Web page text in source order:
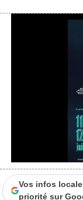
Vos infos
priorité sur